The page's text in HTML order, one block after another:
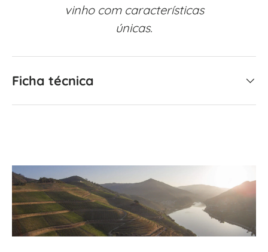
vinho com características
únicas.
Ficha técnica